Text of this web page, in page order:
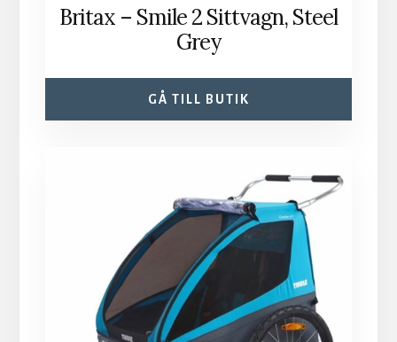
Britax – Smile 2 Sittvagn, Steel
Grey
GÅ TILL BUTIK